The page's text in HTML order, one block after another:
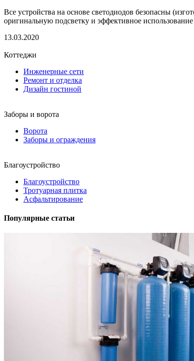
Все устройства на основе светодиодов безопасны
оригинальную подсветку и эффективное использование
13.03.2020
Коттеджи
Инженерные сети
Ремонт и отделка
Дизайн гостиной
Заборы и ворота
Ворота
Заборы и ограждения
Благоустройство
Благоустройство
Тротуарная плитка
Асфальтирование
Популярные статьи